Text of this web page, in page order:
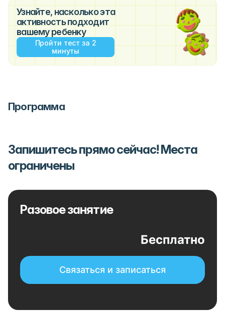
Узнайте, насколько эта
активность подходит
вашему ребенку
Пройти тест за 2
минуты
Программа
Запишитесь прямо сейчас! Места
ограничены
Разовое занятие
Бесплатно
Связаться и записаться